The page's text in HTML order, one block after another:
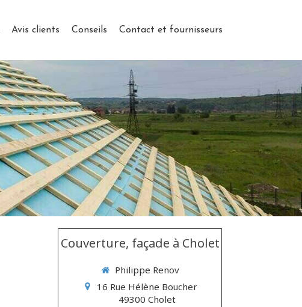
Avis clients Conseils Contact et fournisseurs
Couverture, façade à Cholet
Philippe Renov
16 Rue Hélène Boucher
49300 Cholet